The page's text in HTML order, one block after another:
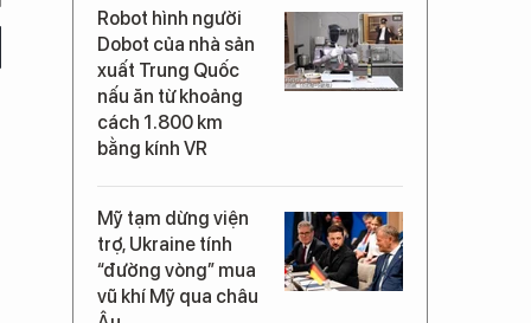
Robot hình người
Dobot của nhà sản
xuất Trung Quốc
nấu ăn từ khoảng
cách 1.800 km
bằng kính VR
Mỹ tạm dừng viện
trợ, Ukraine tính
“đường vòng” mua
vũ khí Mỹ qua châu